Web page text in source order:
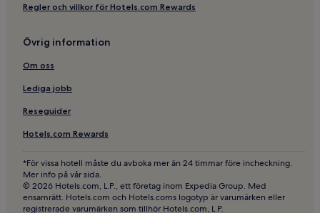
Billiga hotell i Cannes
Lyxhotell i Cannes
2-Stjärniga hotell i Cannes
5-Stjärniga hotell i Cannes
Affärshotell i Cannes
Strandhotell i Cannes
Familjehotell i Cannes
Golfhotell i Cannes
Regler och villkor för Hotels.com Rewards
Övrig information
Om oss
Lediga jobb
Reseguider
Hotels.com Rewards
*För vissa hotell måste du avboka mer än 24 timmar före incheckning.
Mer info på vår sida.
© 2026 Hotels.com, L.P., ett företag inom Expedia Group. Med
ensamrätt. Hotels.com och Hotels.coms logotyp är varumärken eller
registrerade varumärken som tillhör Hotels.com, L.P.